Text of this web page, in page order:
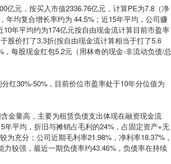
亿元，按买入市值2336.76亿元，计算PE为7.8（净
年均复合增长率约为 44.5%；近15年平均，公司赚
年平均约为174亿元按自由现金流计算目前市盈率
股价打了3.3折(按自由现金流计算相当于打了5.6
每股现金红包5.2元（用林奇的现金-非流动负债/总
红30%-50%，目前价位市盈率处于10年分位值为
金量高，主要为租赁负债支出体现在融资现金流
平均，折旧与摊销占毛利的24%，占固定资产+无
为充分；公司近期毛利率21.98%，净利率18.37%，
较强，最近一期负债率约43.46%，负债率在持续